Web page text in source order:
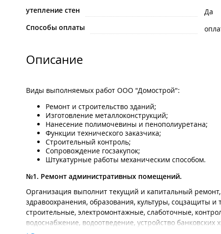
утепление стен
Да
Способы оплаты
Описание
Виды выполняемых работ ООО "Домострой":
Ремонт и строительство зданий;
Изготовление металлоконструкций;
Нанесение полимочевины и пенополиуретана;
Функции технического заказчика;
Строительный контроль;
Сопровождение госзакупок;
Штукатурные работы механическим способом.
№1. Ремонт административных помещений.
Организация выполнит текущий и капитальный
здравоохранения, образования, культуры, соцзащиты
строительные, электромонтажные, слаботочные,
водоснабжение, водоотведение, устройство